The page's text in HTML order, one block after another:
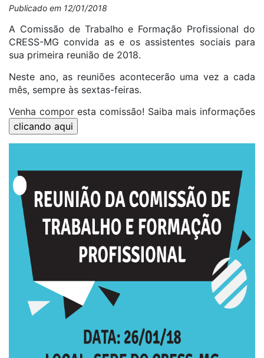
Publicado em 12/01/2018
A Comissão de Trabalho e Formação Profissional do
CRESS-MG convida as e os assistentes sociais para
sua primeira reunião de 2018.
Neste ano, as reuniões acontecerão uma vez a cada
mês, sempre às sextas-feiras.
Venha compor esta comissão! Saiba mais informações